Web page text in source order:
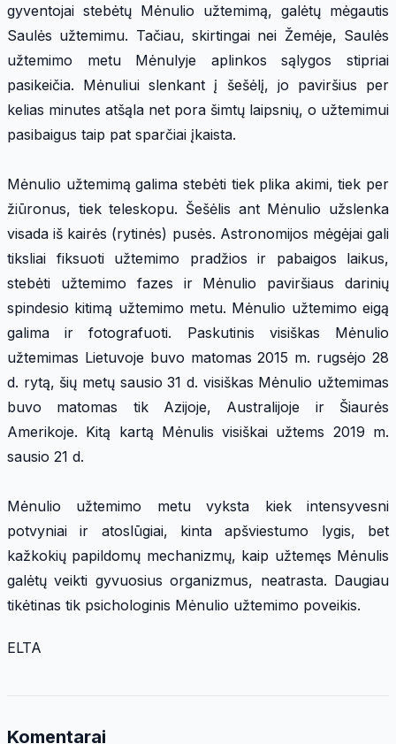
gyventojai stebėtų Mėnulio užtemimą, galėtų mėgautis
Saulės užtemimu. Tačiau, skirtingai nei Žemėje, Saulės
užtemimo metu Mėnulyje aplinkos sąlygos stipriai
pasikeičia. Mėnuliui slenkant į šešėlį, jo paviršius per
kelias minutes atšąla net pora šimtų laipsnių, o užtemimui
pasibaigus taip pat sparčiai įkaista.
Mėnulio užtemimą galima stebėti tiek plika akimi, tiek per
žiūronus, tiek teleskopu. Šešėlis ant Mėnulio užslenka
visada iš kairės (rytinės) pusės. Astronomijos mėgėjai gali
tiksliai fiksuoti užtemimo pradžios ir pabaigos laikus,
stebėti užtemimo fazes ir Mėnulio paviršiaus darinių
spindesio kitimą užtemimo metu. Mėnulio užtemimo eigą
galima ir fotografuoti. Paskutinis visiškas Mėnulio
užtemimas Lietuvoje buvo matomas 2015 m. rugsėjo 28
d. rytą, šių metų sausio 31 d. visiškas Mėnulio užtemimas
buvo matomas tik Azijoje, Australijoje ir Šiaurės
Amerikoje. Kitą kartą Mėnulis visiškai užtems 2019 m.
sausio 21 d.
Mėnulio užtemimo metu vyksta kiek intensyvesni
potvyniai ir atoslūgiai, kinta apšviestumo lygis, bet
kažkokių papildomų mechanizmų, kaip užtemęs Mėnulis
galėtų veikti gyvuosius organizmus, neatrasta. Daugiau
tikėtinas tik psichologinis Mėnulio užtemimo poveikis.
ELTA
Komentarai